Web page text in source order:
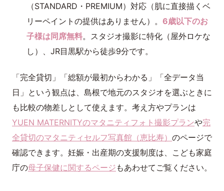
（STANDARD・PREMIUM）対応（肌に直接描くベ
リーペイントの提供はありません）。 6歳以下のお
子様は同席無料。スタジオ撮影に特化（屋外ロケな
し）、JR目黒駅から徒歩9分です。
「完全貸切」「総額が最初からわかる」「全データ当
日」という観点は、島根で地元のスタジオを選ぶときに
も比較の物差しとして使えます。考え方やプランは
YUEN MATERNITYのマタニティフォト撮影プランや完
全貸切のマタニティセルフ写真館（恵比寿） のページで
確認できます。妊娠・出産期の支援制度は、こども家庭
庁の母子保健に関するページ もあわせてご覧ください。